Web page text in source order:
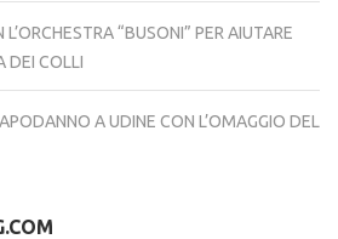
“BUSONI” PER AIUTARE
DEI COLLI
A UDINE CON L’OMAGGIO DEL